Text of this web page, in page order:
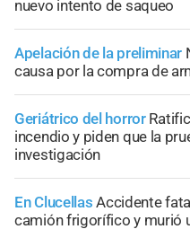
nuevo intento de saqueo
Apelación de la preliminar
causa por la compra de
Geriátrico del horror
incendio y piden que la
investigación
En Clucellas Accidente
camión frigorífico y murió